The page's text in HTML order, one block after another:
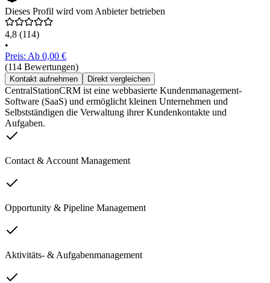
Dieses Profil wird vom Anbieter betrieben
4,8 (114)
•
Preis: Ab 0,00 €
(114 Bewertungen)
Kontakt aufnehmen Direkt vergleichen
CentralStationCRM ist eine webbasierte Kundenmanagement-
Software (SaaS) und ermöglicht kleinen Unternehmen und
Selbstständigen die Verwaltung ihrer Kundenkontakte und
Aufgaben.
Contact & Account Management
Opportunity & Pipeline Management
Aktivitäts- & Aufgabenmanagement